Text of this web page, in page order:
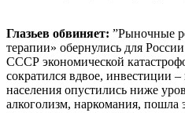
Глазьев обвиняет: ”Рыночные
терапии» обернулись для
СССР экономической
сократился вдвое, инвестиции
населения опустились ниже
алкоголизм, наркомания, пошла